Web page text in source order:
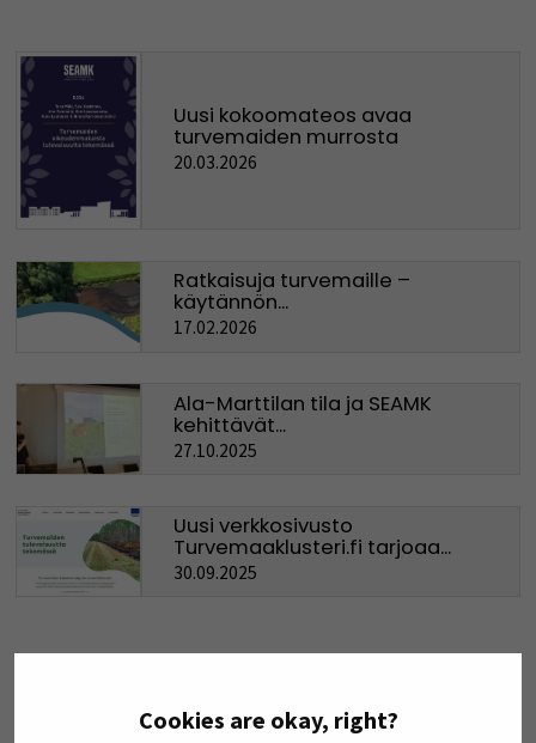
Cookies are okay, right?
Uusi kokoomateos avaa
turvemaiden murrosta
20.03.2026
Ratkaisuja turvemaille –
käytännön...
17.02.2026
Ala-Marttilan tila ja SEAMK
kehittävät...
27.10.2025
Uusi verkkosivusto
Turvemaaklusteri.fi tarjoaa...
30.09.2025